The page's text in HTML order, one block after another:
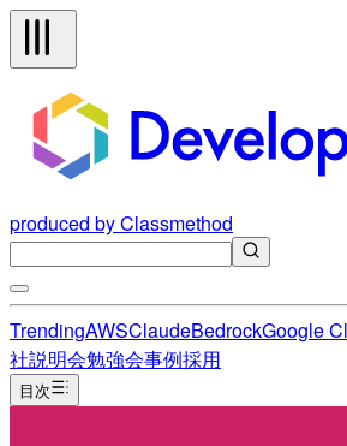
produced by Classmethod
TrendingAWSClaudeBedrockGoogle
社説明会勉強会事例採用
目次